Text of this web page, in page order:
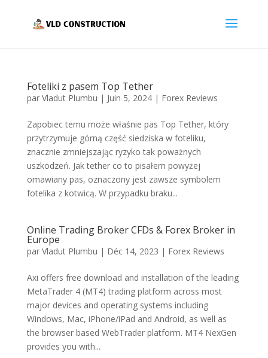
Foteliki z pasem Top Tether
par Vladut Plumbu | Juin 5, 2024| Forex Reviews
Zapobiec temu może właśnie pas Top Tether, który
przytrzymuje górną część siedziska w foteliku,
znacznie zmniejszając ryzyko tak poważnych
uszkodzeń. Jak tether co to pisałem powyżej
omawiany pas, oznaczony jest zawsze symbolem
fotelika z kotwicą. W przypadku braku...
Online Trading Broker CFDs & Forex Broker in
Europe
par Vladut Plumbu | Déc 14, 2023 | Forex Reviews
Axi offers free download and installation of the leading
MetaTrader 4 (MT4) trading platform across most
major devices and operating systems including
Windows, Mac, iPhone/iPad and Android, as well as
the browser based WebTrader platform. MT4 NexGen
provides you with...